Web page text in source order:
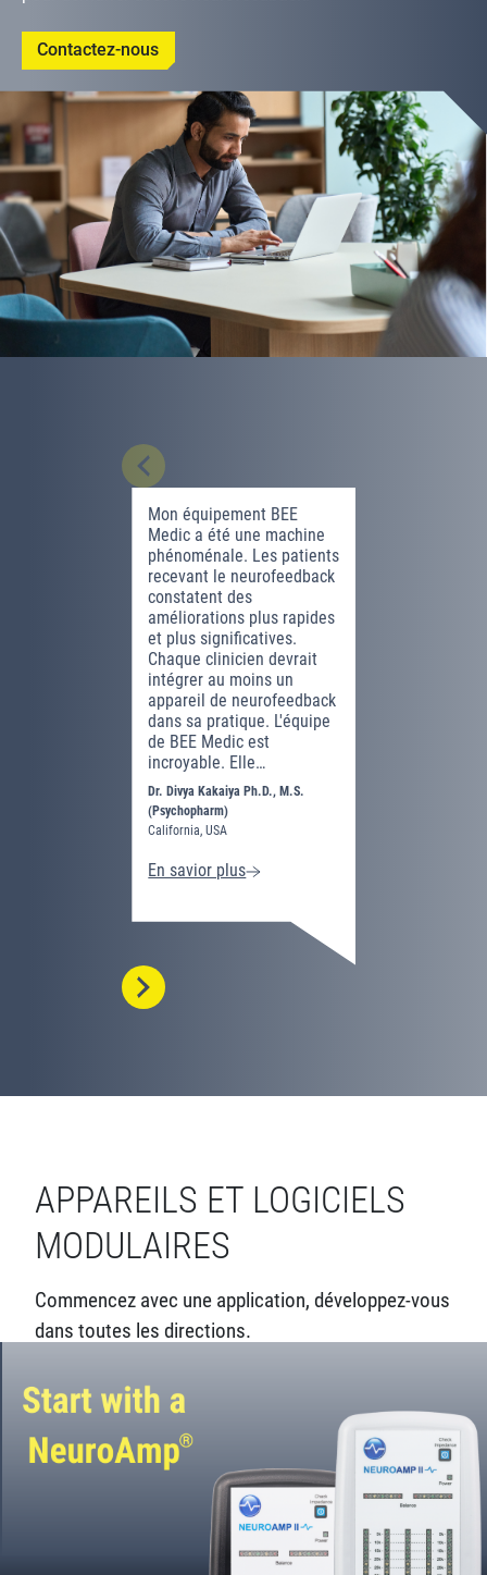
Contactez-nous
Mon équipement BEE
Medic a été une machine
phénoménale. Les patients
recevant le neurofeedback
constatent des
améliorations plus rapides
et plus significatives.
Chaque clinicien devrait
intégrer au moins un
appareil de neurofeedback
dans sa pratique. L'équipe
de BEE Medic est
incroyable. Elle…
Dr. Divya Kakaiya Ph.D., M.S.
(Psychopharm)
California, USA
En savior plus
APPAREILS ET LOGICIELS
MODULAIRES
Commencez avec une application, développez-vous
dans toutes les directions.